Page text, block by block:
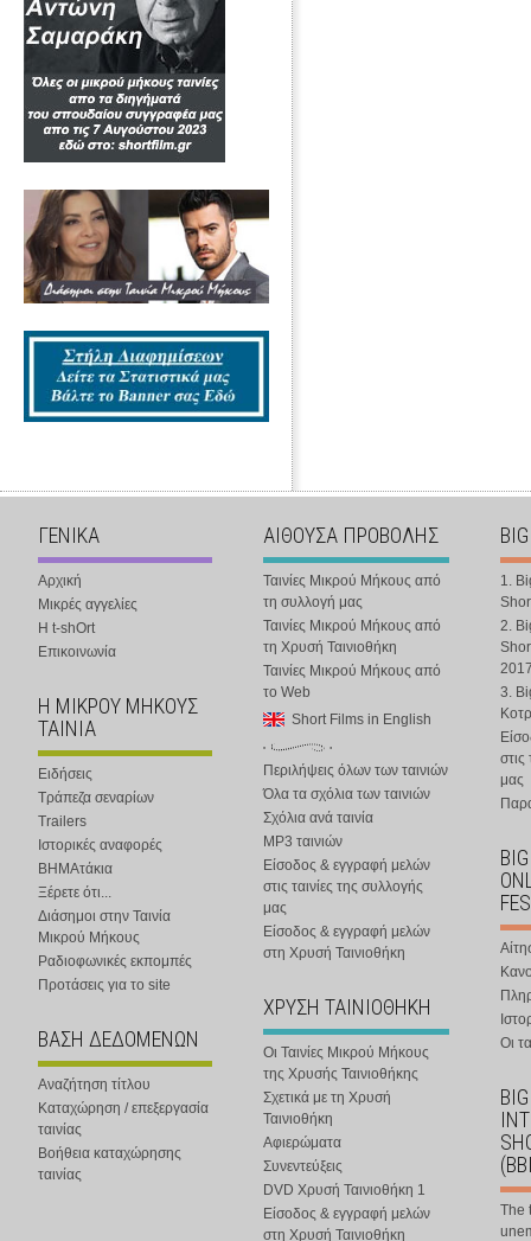
ΓΕΝΙΚΑ
Αρχική
Μικρές αγγελίες
Η t-shOrt
Επικοινωνία
Η ΜΙΚΡΟΥ ΜΗΚΟΥΣ
ΤΑΙΝΙΑ
Ειδήσεις
Τράπεζα σεναρίων
Trailers
Ιστορικές αναφορές
ΒΗΜΑτάκια
Ξέρετε ότι...
Διάσημοι στην Ταινία
Μικρού Μήκους
Ραδιοφωνικές εκπομπές
Προτάσεις για το site
ΒΑΣΗ ΔΕΔΟΜΕΝΩΝ
Αναζήτηση τίτλου
Καταχώρηση / επεξεργασία
ταινίας
Βοήθεια καταχώρησης
ταινίας
ΑΙΘΟΥΣΑ ΠΡΟΒΟΛΗΣ
Ταινίες Μικρού Μήκους από
τη συλλογή μας
Ταινίες Μικρού Μήκους από
τη Χρυσή Ταινιοθήκη
Ταινίες Μικρού Μήκους από
το Web
Short Films in English
Περιλήψεις όλων των ταινιών
Όλα τα σχόλια των ταινιών
Σχόλια ανά ταινία
MP3 ταινιών
Είσοδος & εγγραφή μελών
στις ταινίες της συλλογής
μας
Είσοδος & εγγραφή μελών
στη Χρυσή Ταινιοθήκη
ΧΡΥΣΗ ΤΑΙΝΙΟΘΗΚΗ
Οι Ταινίες Μικρού Μήκους
της Χρυσής Ταινιοθήκης
Σχετικά με τη Χρυσή
Ταινιοθήκη
Αφιερώματα
Συνεντεύξεις
DVD Χρυσή Ταινιοθήκη 1
Είσοδος & εγγραφή μελών
στη Χρυσή Ταινιοθήκη
1.
2.
3.
στις
μας
Οι
The